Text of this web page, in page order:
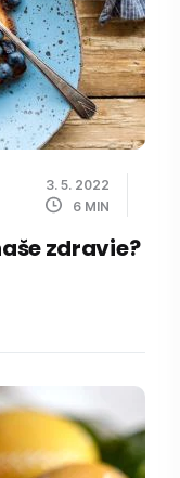
3. 5. 2022
6 MIN
zdravie?